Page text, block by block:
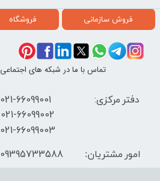
فروش سازمانی فروشگاه
دفتر مرکزی: 66099001-021
امور مشتریان: 09395733588
​021-66099002
تماس با ما در شبکه های اجتماعی